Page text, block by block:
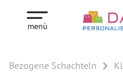
menù
Bezogene Schachteln